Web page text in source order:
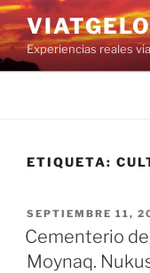
Saltar
al
contenido
Experiencias reales
ETIQUETA:
PUBLICADO
EL
SEPTIEMBRE 11,
Cementerio
Moynaq.